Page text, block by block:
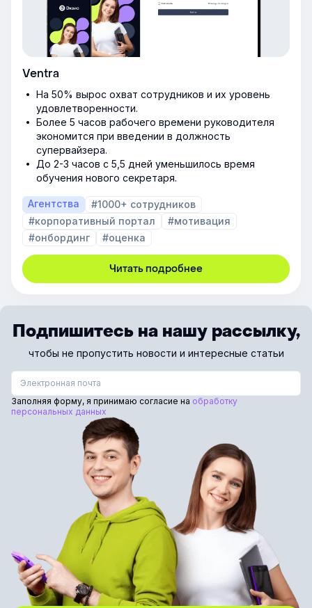
Ventra
На 50% вырос охват сотрудников и их уровень
удовлетворенности.
Более 5 часов рабочего времени руководителя
экономится при введении в должность
супервайзера.
До 2-3 часов с 5,5 дней уменьшилось время
обучения нового секретаря.
Агентства
#1000+ сотрудников
#корпоративный портал
#мотивация
#онбординг
#оценка
Читать подробнее
Подпишитесь на нашу рассылку,
чтобы не пропустить новости и интересные статьи
Заполняя форму, я принимаю согласие на обработку
персональных данных